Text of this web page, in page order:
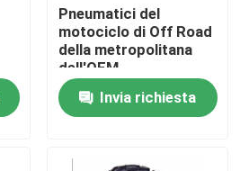
Pneumatici del
motociclo di Off Road
della metropolitana
dell'OEM
Invia richiesta